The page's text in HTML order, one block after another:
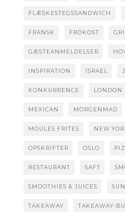
FLÆSKESTEGSSANDWICH
FRANSK FROKOST
GÆSTEANMELDELSER
INSPIRATION ISRAEL
KONKURRENCE LONDON
MEXICAN MORGENMAD
MOULES FRITES NEW
OPSKRIFTER OSLO
RESTAURANT SAFT
SMOOTHIES & JUICES
TAKEAWAY TAKEAWAY-